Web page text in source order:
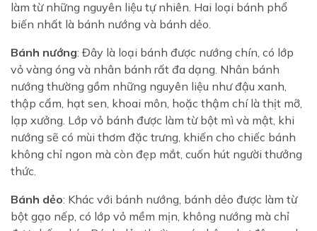
làm từ những nguyên liệu tự nhiên. Hai loại bánh phổ
biến nhất là bánh nướng và bánh dẻo.
Bánh nướng: Đây là loại bánh được nướng chín, có lớp
vỏ vàng óng và nhân bánh rất đa dạng. Nhân bánh
nướng thường gồm những nguyên liệu như đậu xanh,
thập cẩm, hạt sen, khoai môn, hoặc thậm chí là thịt mỡ,
lạp xưởng. Lớp vỏ bánh được làm từ bột mì và mật, khi
nướng sẽ có mùi thơm đặc trưng, khiến cho chiếc bánh
không chỉ ngon mà còn đẹp mắt, cuốn hút người thưởng
thức.
Bánh dẻo: Khác với bánh nướng, bánh dẻo được làm từ
bột gạo nếp, có lớp vỏ mềm mịn, không nướng mà chỉ